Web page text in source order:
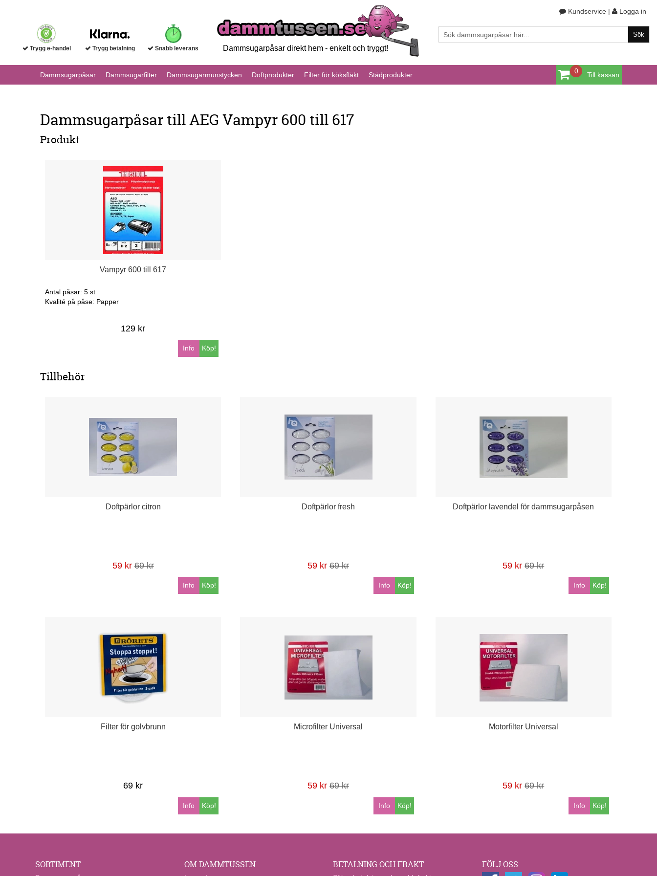
Dammsugarpåsar direkt hem - enkelt och tryggt!
Trygg e-handel Trygg betalning Snabb leverans
Kundservice | Logga in
0 Till kassan
Dammsugarpåsar Dammsugarfilter Dammsugarmunstycken Doftprodukter Filter för köksfläkt Städprodukter
Dammsugarpåsar till AEG Vampyr 600 till 617
Produkt
Vampyr 600 till 617
Antal påsar: 5 st
Kvalité på påse: Papper
129 kr
Köp!
Info
Tillbehör
Doftpärlor citron
59 kr 69 kr
Köp!
Info
Doftpärlor fresh
59 kr 69 kr
Köp!
Info
Doftpärlor lavendel för dammsugarpåsen
59 kr 69 kr
Köp!
Info
Filter för golvbrunn
69 kr
Köp!
Info
Microfilter Universal
59 kr 69 kr
Köp!
Info
Motorfilter Universal
59 kr 69 kr
Köp!
Info
SORTIMENT OM DAMMTUSSEN BETALNING OCH FRAKT FÖLJ OSS